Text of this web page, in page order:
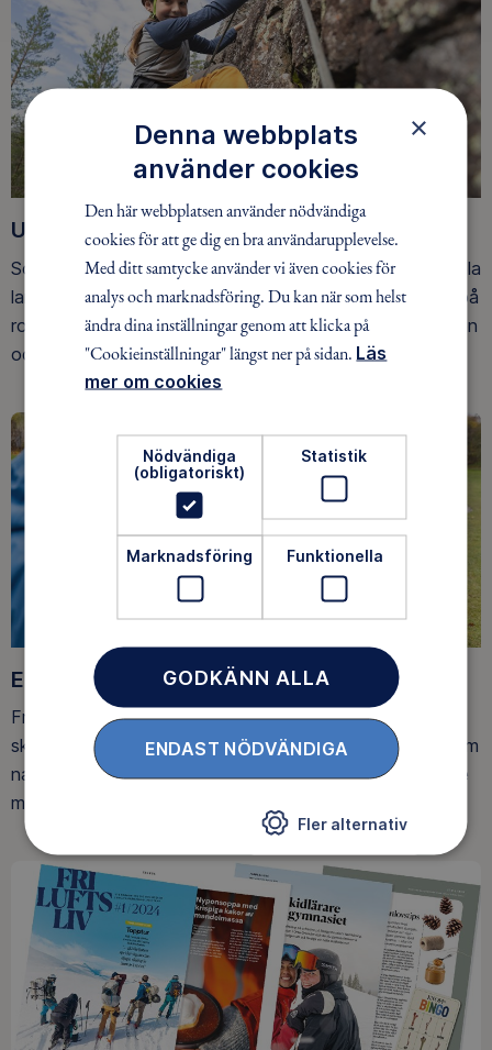
Upptäck nya äventyr
Som medlem har du tillgång till alla våra äventyr, över hela
landet. Våra ideella ledare guidar barn, unga och vuxna på
roliga och trygga äventyr i skogen, på vattnet, snön, isen
och på fjället.
Ett friluftsliv för alla
Friluftsfrämjandet arbetar för att så många som möjligt
ska upptäcka den rörelseglädje och de hälsoeffekter som
naturen ger. Som medlem bidrar du också till vårt arbete
med att skydda allemansrätten.
×
Denna webbplats
använder cookies
Den här webbplatsen använder nödvändiga
cookies för att ge dig en bra användarupplevelse.
Med ditt samtycke använder vi även cookies för
analys och marknadsföring. Du kan när som helst
ändra dina inställningar genom att klicka på
"Cookieinställningar" längst ner på sidan. Läs
mer om cookies
Nödvändiga
(obligatoriskt)
Statistik
Marknadsföring Funktionella
GODKÄNN ALLA
ENDAST NÖDVÄNDIGA
Fler alternativ